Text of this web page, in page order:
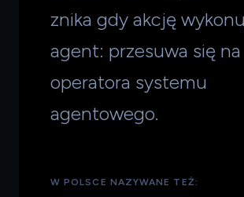
znika gdy akcję
agent: przesuwa się na
operatora systemu
agentowego.
W POLSCE NAZYWANE TEŻ: